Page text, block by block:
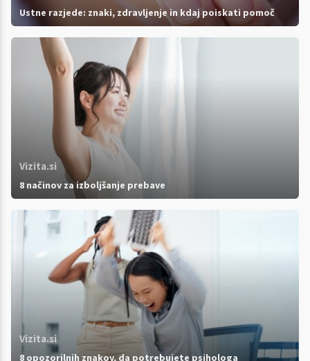
Ustne razjede: znaki, zdravljenje in kdaj poiskati pomoč
Vizita.si
8 načinov za izboljšanje prebave
Vizita.si
8 opozorilnih znakov, da potrebujete psihologa